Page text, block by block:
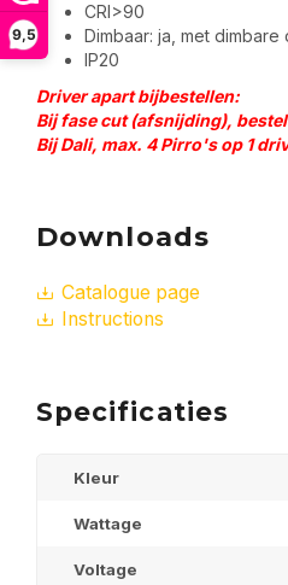
9,5
CRI>90
Dimbaar: ja, met dimbare
IP20
Driver apart bijbestellen:
Bij fase cut (afsnijding),
Bij Dali, max. 4 Pirro's op 1
Downloads
Catalogue page
Instructions
Specificaties
Kleur
Wattage
Voltage